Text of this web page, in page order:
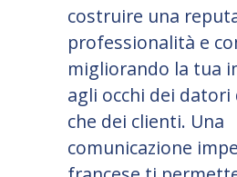
costruire una
professionalità e
migliorando la tua
agli occhi dei datori
che dei clienti. Una
comunicazione